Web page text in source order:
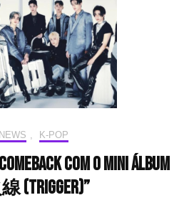
saída
da
IST
Entertainment
K-POP
com o mini álbum
(TRIGGER)”